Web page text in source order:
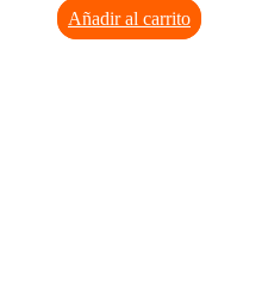
Añadir al carrito